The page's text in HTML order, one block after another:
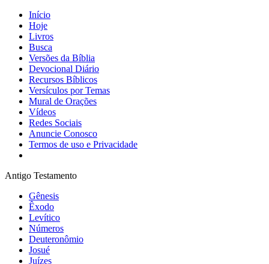
Início
Hoje
Livros
Busca
Versões da Bíblia
Devocional Diário
Recursos Bíblicos
Versículos por Temas
Mural de Orações
Vídeos
Redes Sociais
Anuncie Conosco
Termos de uso e Privacidade
Antigo Testamento
Gênesis
Êxodo
Levítico
Números
Deuteronômio
Josué
Juízes